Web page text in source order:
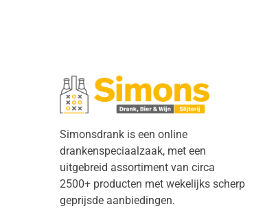
Simonsdrank is een online
drankenspeciaalzaak, met een
uitgebreid assortiment van circa
2500+ producten met wekelijks scherp
geprijsde aanbiedingen.